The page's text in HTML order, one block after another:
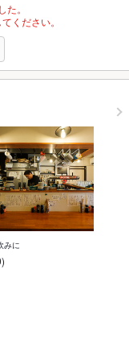
。
ください。
みに